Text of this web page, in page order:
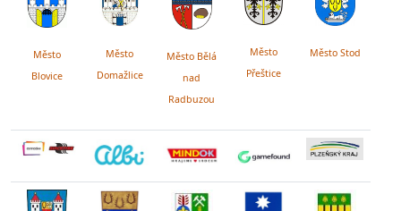
Město
Blovice
Město
Domažlice
Město Bělá
nad
Radbuzou
Město
Přeštice
Město Stod